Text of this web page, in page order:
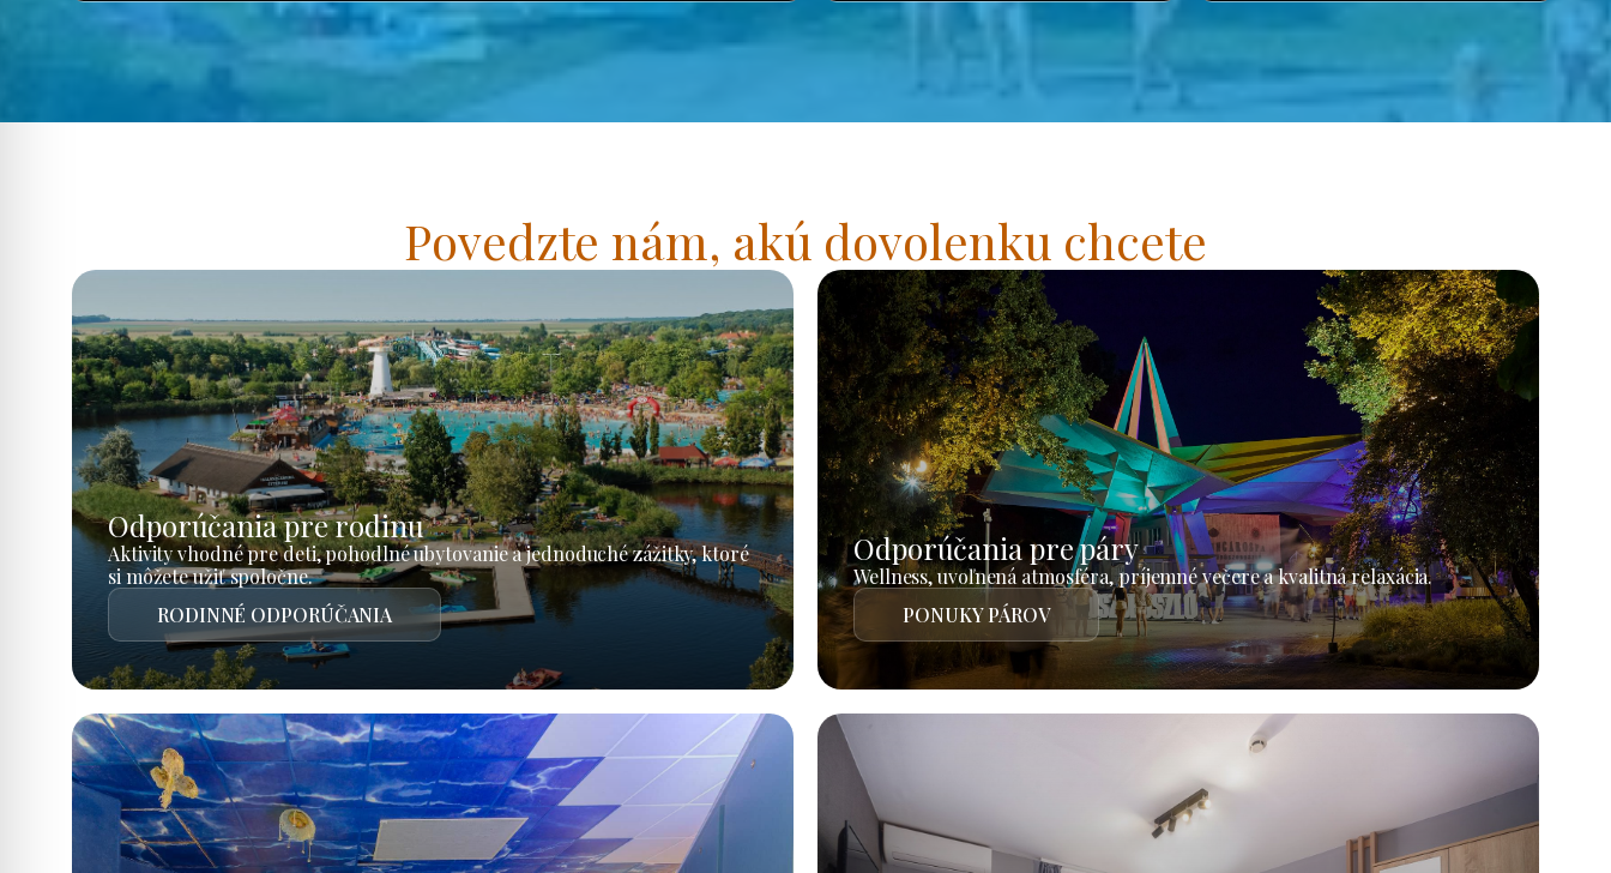
Povedzte nám, akú dovolenku chcete
Odporúčania pre rodinu
Aktivity vhodné pre deti, pohodlné ubytovanie a jednoduché zážitky, ktoré
si môžete užiť spoločne.
RODINNÉ ODPORÚČANIA
Odporúčania pre páry
Wellness, uvoľnená atmosféra, príjemné večere a kvalitná relaxácia.
PONUKY PÁROV